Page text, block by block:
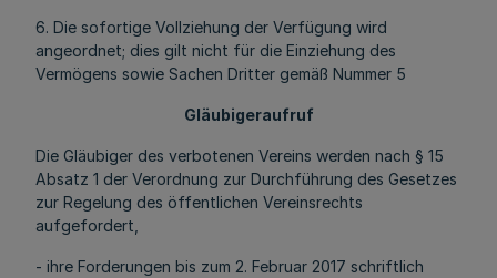
6. Die sofortige Vollziehung der Verfügung wird
angeordnet; dies gilt nicht für die Einziehung des
Vermögens sowie Sachen Dritter gemäß Nummer 5
Gläubigeraufruf
Die Gläubiger des verbotenen Vereins werden nach § 15
Absatz 1 der Verordnung zur Durchführung des Gesetzes
zur Regelung des öffentlichen Vereinsrechts
aufgefordert,
- ihre Forderungen bis zum 2. Februar 2017 schriftlich